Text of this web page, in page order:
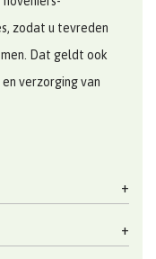
zodat u tevreden
Dat geldt ook
verzorging van